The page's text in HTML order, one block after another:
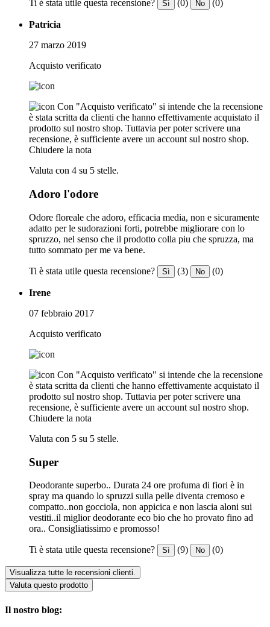
Ti è stata utile questa recensione? Sì (0) No (0)
Patricia
27 marzo 2019
Acquisto verificato
Con "Acquisto verificato" si intende che la recensione
è stata scritta da clienti che hanno effettivamente acquistato il
prodotto sul nostro shop. Tuttavia per poter scrivere una
recensione, è sufficiente avere un account sul nostro shop.
Chiudere la nota
Valuta con 4 su 5 stelle.
Adoro l'odore
Odore floreale che adoro, efficacia media, non e sicuramente
adatto per le sudorazioni forti, potrebbe migliorare con lo
spruzzo, nel senso che il prodotto colla piu che spruzza, ma
tutto sommato per me va bene.
Ti è stata utile questa recensione? Sì (3) No (0)
Irene
07 febbraio 2017
Acquisto verificato
Con "Acquisto verificato" si intende che la recensione
è stata scritta da clienti che hanno effettivamente acquistato il
prodotto sul nostro shop. Tuttavia per poter scrivere una
recensione, è sufficiente avere un account sul nostro shop.
Chiudere la nota
Valuta con 5 su 5 stelle.
Super
Deodorante superbo.. Durata 24 ore profuma di fiori è in
spray ma quando lo spruzzi sulla pelle diventa cremoso e
compatto..non gocciola, non appicica e non lascia aloni sui
vestiti..il miglior deodorante eco bio che ho provato fino ad
ora.. Consigliatissimo e promosso!
Ti è stata utile questa recensione? Sì (9) No (0)
Visualizza tutte le recensioni clienti.
Valuta questo prodotto
Il nostro blog: